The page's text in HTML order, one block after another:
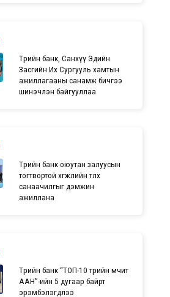
Төрийн банк, Санхүү Эдийн
Засгийн Их Сургууль хамтын
ажиллагааны санамж бичгээ
шинэчлэн байгууллаа
Төрийн банк оюутан залуусын
тогтвортой хөгжлийн төлөөх
санаачилгыг дэмжин
ажиллана
Төрийн банк “ТОП-10 төрийн өмчит
ААН”-ийн 5 дугаар байрт
эрэмбэлэгдлээ